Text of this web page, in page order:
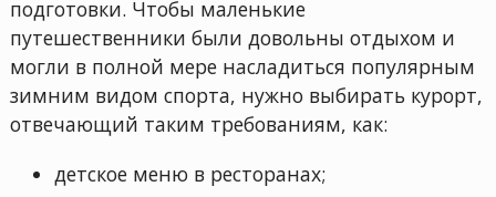
подготовки. Чтобы маленькие
путешественники были довольны отдыхом и
могли в полной мере насладиться популярным
зимним видом спорта, нужно выбирать курорт,
отвечающий таким требованиям, как:
детское меню в ресторанах;